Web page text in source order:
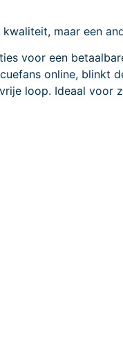
maar een
voor een
online, blinkt
loop. Ideaal voor